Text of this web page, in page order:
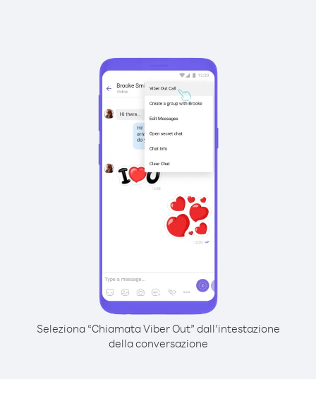
Seleziona “Chiamata Viber Out” dall’intestazione
della conversazione